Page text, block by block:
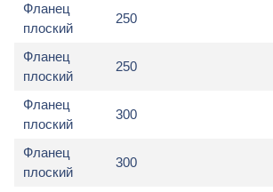
Фланец
плоский
250
Фланец
плоский
250
Фланец
плоский
300
Фланец
плоский
300